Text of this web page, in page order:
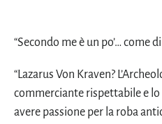
“Secondo me è un po’… come
“Lazarus Von Kraven?
commerciante rispettabile e lo
avere passione per la roba